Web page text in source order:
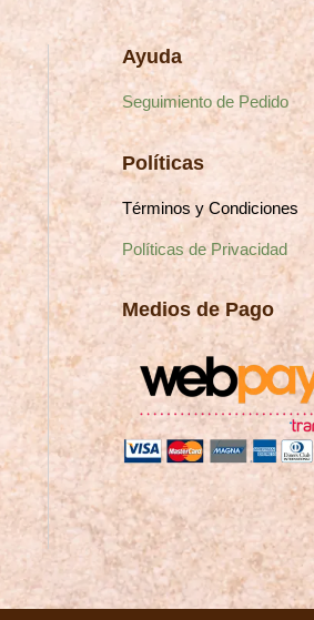
Ayuda
Seguimiento de Pedido
Políticas
Términos y Condiciones
Políticas de Privacidad
Medios de Pago